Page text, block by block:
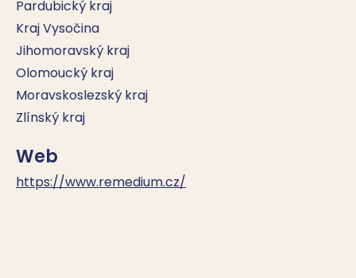
Pardubický kraj
Kraj Vysočina
Jihomoravský kraj
Olomoucký kraj
Moravskoslezský kraj
Zlínský kraj
Web
https://www.remedium.cz/